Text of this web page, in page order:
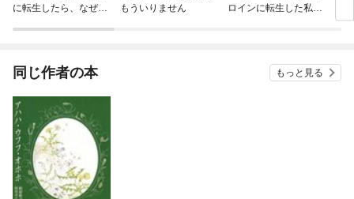
に転生したら、なぜか
もういりません
ロインに転生した私、
同じ作者の本 もっと見る